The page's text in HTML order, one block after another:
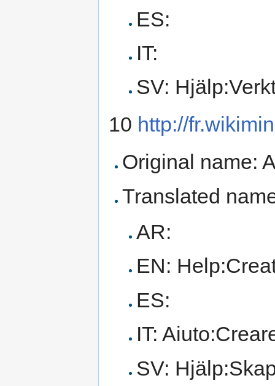
ES:
IT:
SV:
10 http://
Original name:
Translated
AR:
EN:
ES:
IT:
SV: